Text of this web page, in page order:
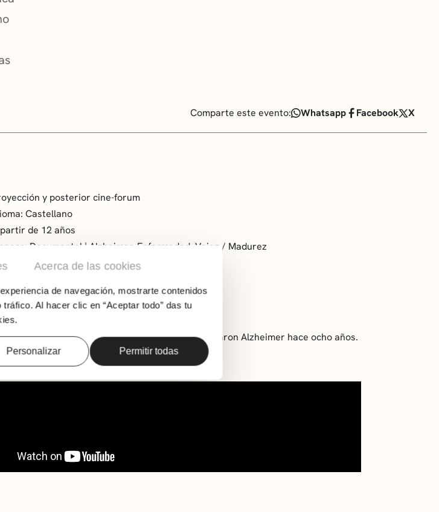
Acerca de las cookies
de navegación, mostrarte contenidos
Al hacer clic en “Aceptar todo” das tu
Personalizar Permitir todas
Comparte este evento: Whatsapp Facebook X
y posterior cine-forum
Castellano
de 12 años
Documental | Alzheimer. Enfermedad. Vejez / Madurez
2023
85 min
Maite Alberdi
y Paulina llevan juntos 25 años. A él le diagnosticaron Alzheimer hace ocho años.
temen el día en que deje de reconocerla.